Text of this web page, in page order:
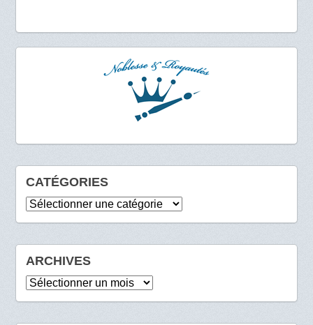
CATÉGORIES
Catégories
ARCHIVES
Archives